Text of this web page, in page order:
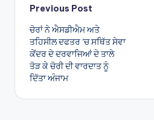
Post
navigation
Previous Post
ਚੋਰਾਂ ਨੇ ਐਸਡੀਐਮ ਅਤੇ
ਤਹਿਸੀਲ ਦਫਤਰ ’ਚ ਸਥਿੱਤ ਸੇਵਾ
ਕੇਂਦਰ ਦੇ ਦਰਵਾਜਿਆਂ ਦੇ ਤਾਲੇ
ਤੋੜ ਕੇ ਚੋਰੀ ਦੀ ਵਾਰਦਾਤ ਨੂੰ
ਦਿੱਤਾ ਅੰਜਾਮ